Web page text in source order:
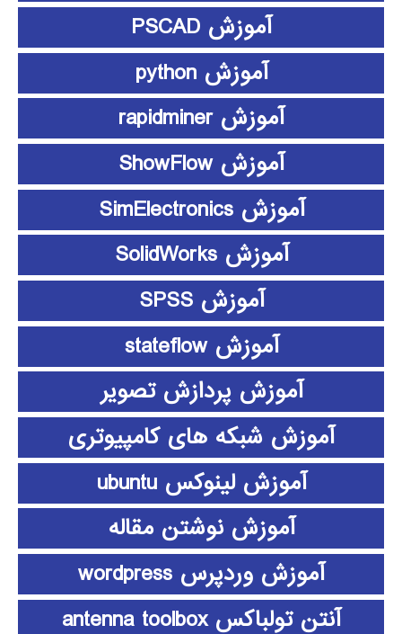
آموزش PSCAD
آموزش python
آموزش rapidminer
آموزش ShowFlow
آموزش SimElectronics
آموزش SolidWorks
آموزش SPSS
آموزش stateflow
آموزش پردازش تصویر
آموزش شبکه های کامپیوتری
آموزش لینوکس ubuntu
آموزش نوشتن مقاله
آموزش وردپرس wordpress
آنتن تولباکس antenna toolbox